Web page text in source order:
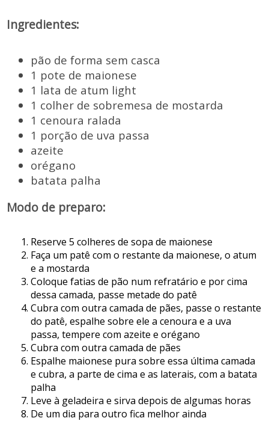
Ingredientes:
pão de forma sem casca
1 pote de maionese
1 lata de atum light
1 colher de sobremesa de mostarda
1 cenoura ralada
1 porção de uva passa
azeite
orégano
batata palha
Modo de preparo:
Reserve 5 colheres de sopa de maionese
Faça um patê com o restante da maionese, o atum
e a mostarda
Coloque fatias de pão num refratário e por cima
dessa camada, passe metade do patê
Cubra com outra camada de pães, passe o restante
do patê, espalhe sobre ele a cenoura e a uva
passa, tempere com azeite e orégano
Cubra com outra camada de pães
Espalhe maionese pura sobre essa última camada
e cubra, a parte de cima e as laterais, com a batata
palha
Leve à geladeira e sirva depois de algumas horas
De um dia para outro fica melhor ainda